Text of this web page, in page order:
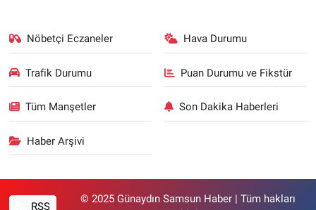
Nöbetçi Eczaneler Hava Durumu
Trafik Durumu Puan Durumu ve Fikstür
Tüm Manşetler Son Dakika Haberleri
Haber Arşivi
RSS
© 2025 Günaydın Samsun Haber | Tüm hakları